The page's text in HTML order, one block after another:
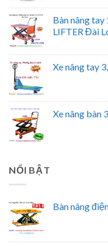
Bàn nâng
LIFTER Đài
Xe nâng tay
Xe nâng bàn
NỔI BẬT
Bàn nâng